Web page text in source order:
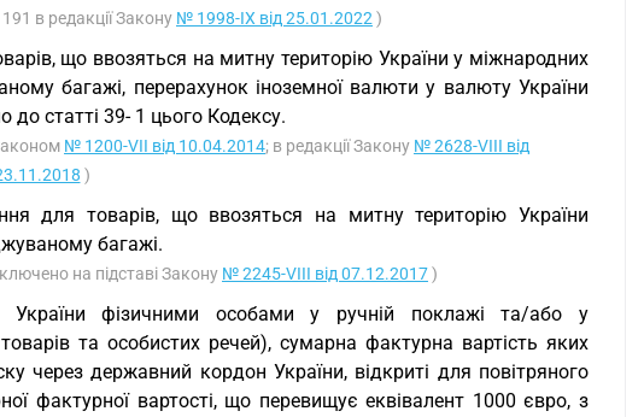
в редакції Закону № 1998-IX від 25.01.2022 )
що ввозяться на митну територію України у міжнародних
багажі, перерахунок іноземної валюти у валюту України
статті 39- 1 цього Кодексу.
№ 1200-VII від 10.04.2014; в редакції Закону № 2628-VIII від
)
для товарів, що ввозяться на митну територію України
багажі.
на підставі Закону № 2245-VIII від 07.12.2017)
фізичними особами у ручній поклажі та/або у
та особистих речей), сумарна фактурна вартість яких
через державний кордон України, відкриті для повітряного
фактурної вартості, що перевищує еквівалент 1000 євро, з